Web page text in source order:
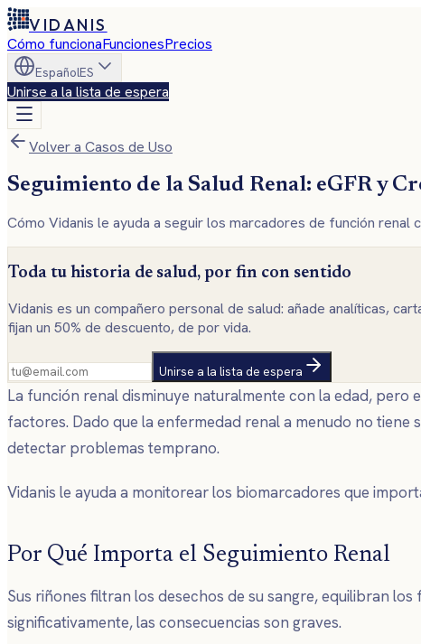
VIDANIS
Cómo funcionaFuncionesPrecios
EspañolES
Unirse a la lista de espera
Volver a Casos de Uso
Seguimiento de la Salud Renal: eGFR y
Cómo Vidanis le ayuda a seguir los marcadores de función
Toda tu historia de salud, por fin con sentido
Vidanis es un compañero personal de salud: añade analíticas,
fijan un 50% de descuento, de por vida.
Unirse a la lista de espera
La función renal disminuye naturalmente con la edad, pero
factores. Dado que la enfermedad renal a menudo no tiene
detectar problemas temprano.
Vidanis le ayuda a monitorear los biomarcadores que
Por Qué Importa el Seguimiento Renal
Sus riñones filtran los desechos de su sangre, equilibran
significativamente, las consecuencias son graves.